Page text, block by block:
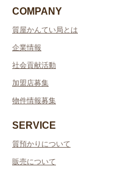
COMPANY
質屋かんてい局とは
企業情報
社会貢献活動
加盟店募集
物件情報募集
SERVICE
質預かりについて
販売について